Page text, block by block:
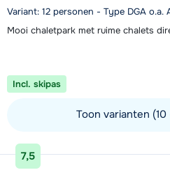
Variant: 12 personen - Type DGA o.a.
Mooi chaletpark met ruime chalets
Incl. skipas
Toon varianten (10
Bekijk accommodatie
7,5